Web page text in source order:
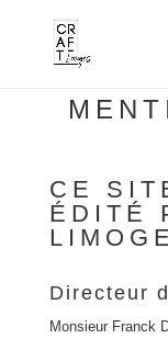
CE
ÉDITÉ
Directeur
Monsieur Franck